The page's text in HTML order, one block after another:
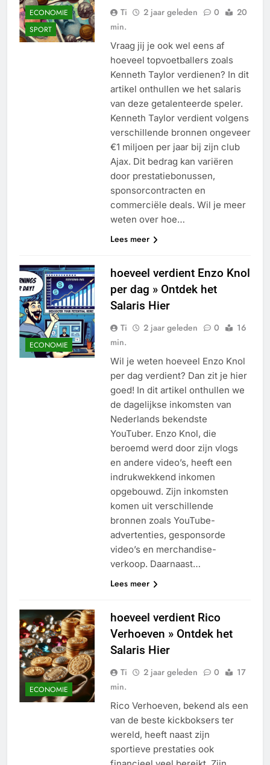
ECONOMIE
SPORT
Ti 2 jaar geleden 0
20
min.
Vraag jij je ook wel eens af
hoeveel topvoetballers zoals
Kenneth Taylor verdienen? In dit
artikel onthullen we het salaris
van deze getalenteerde speler.
Kenneth Taylor verdient volgens
verschillende bronnen ongeveer
€1 miljoen per jaar bij zijn club
Ajax. Dit bedrag kan variëren
door prestatiebonussen,
sponsorcontracten en
commerciële deals. Wil je meer
weten over hoe…
Lees meer
ECONOMIE
hoeveel verdient Enzo Knol
per dag » Ontdek het
Salaris Hier
Ti 2 jaar geleden 0
16
min.
Wil je weten hoeveel Enzo Knol
per dag verdient? Dan zit je hier
goed! In dit artikel onthullen we
de dagelijkse inkomsten van
Nederlands bekendste
YouTuber. Enzo Knol, die
beroemd werd door zijn vlogs
en andere video’s, heeft een
indrukwekkend inkomen
opgebouwd. Zijn inkomsten
komen uit verschillende
bronnen zoals YouTube-
advertenties, gesponsorde
video’s en merchandise-
verkoop. Daarnaast…
Lees meer
ECONOMIE
hoeveel verdient Rico
Verhoeven » Ontdek het
Salaris Hier
Ti 2 jaar geleden 0
17
min.
Rico Verhoeven, bekend als een
van de beste kickboksers ter
wereld, heeft naast zijn
sportieve prestaties ook